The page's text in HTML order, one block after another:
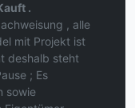
.
, alle
mit Projekt ist
deshalb steht
; Es
sowie